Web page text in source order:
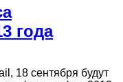
года
18 сентября будут